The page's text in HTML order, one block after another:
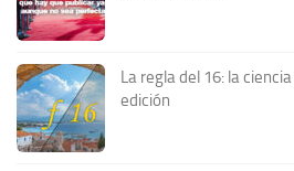
La regla del 16: la
edición